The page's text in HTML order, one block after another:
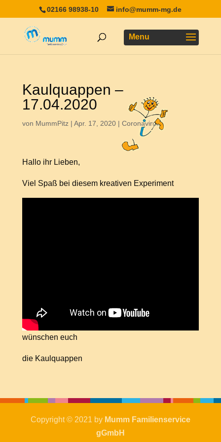
02166 98938-10 info@mumm-mg.de
Kaulquappen –
17.04.2020
von MummPitz| Apr. 17, 2020| Coronavirus
Hallo ihr Lieben,
Viel Spaß bei diesem kreativen Experiment
wünschen euch
die Kaulquappen
Copyright © 2021 by Mumm Familienservice
gGmbH